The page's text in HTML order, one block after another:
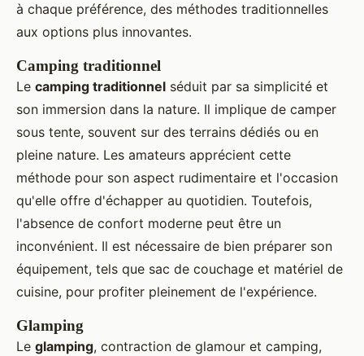
à chaque préférence, des méthodes traditionnelles
aux options plus innovantes.
Camping traditionnel
Le camping traditionnel séduit par sa simplicité et
son immersion dans la nature. Il implique de camper
sous tente, souvent sur des terrains dédiés ou en
pleine nature. Les amateurs apprécient cette
méthode pour son aspect rudimentaire et l'occasion
qu'elle offre d'échapper au quotidien. Toutefois,
l'absence de confort moderne peut être un
inconvénient. Il est nécessaire de bien préparer son
équipement, tels que sac de couchage et matériel de
cuisine, pour profiter pleinement de l'expérience.
Glamping
Le glamping, contraction de glamour et camping,